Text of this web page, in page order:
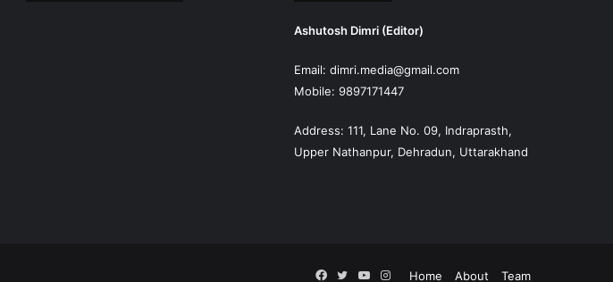
Ashutosh Dimri (Editor)
Email: dimri.media@gmail.com
Mobile: 9897171447
Address: 111, Lane No. 09, Indraprasth,
Upper Nathanpur, Dehradun, Uttarakhand
Home About Team
Facebook
TwitterYouTube
Instagram